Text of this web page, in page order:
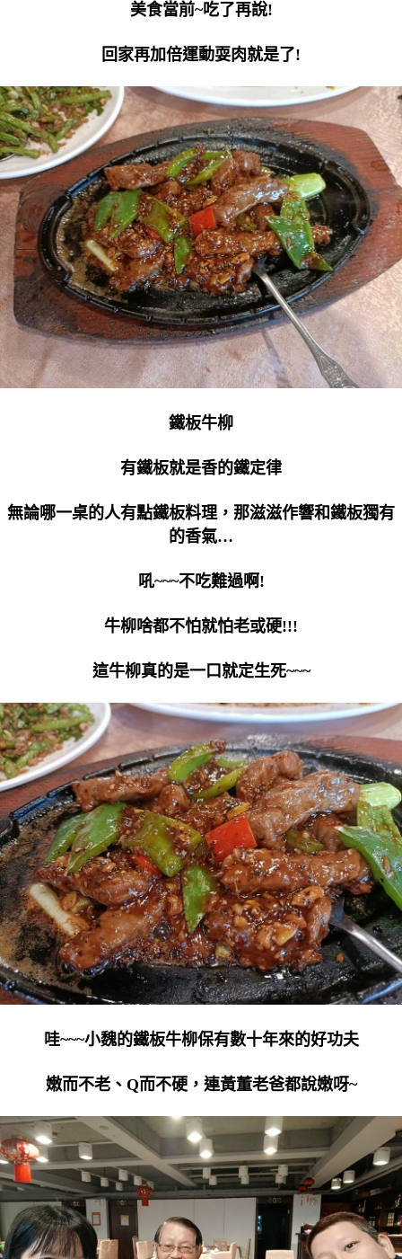
美食當前~吃了再說!
回家再加倍運動耍肉就是了!
鐵板牛柳
有鐵板就是香的鐵定律
無論哪一桌的人有點鐵板料理，那滋滋作響和鐵板獨有
的香氣…
吼~~~不吃難過啊!
牛柳啥都不怕就怕老或硬!!!
這牛柳真的是一口就定生死~~~
哇~~~小魏的鐵板牛柳保有數十年來的好功夫
嫩而不老、Q而不硬，連黃董老爸都說嫩呀~